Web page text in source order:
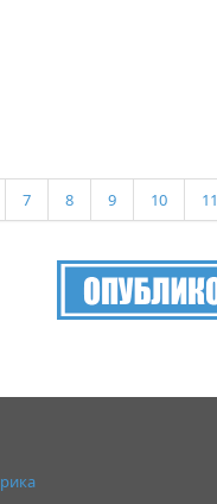
7 8 9 10 11